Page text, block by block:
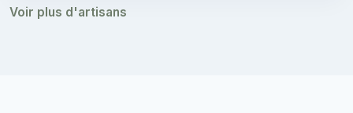
Voir plus d'artisans